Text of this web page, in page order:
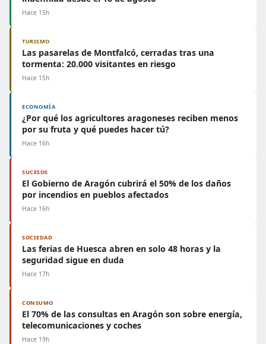
Hace 15h
TURISMO
Las pasarelas de Montfalcó, cerradas tras una
tormenta: 20.000 visitantes en riesgo
Hace 15h
ECONOMÍA
¿Por qué los agricultores aragoneses reciben menos
por su fruta y qué puedes hacer tú?
Hace 16h
SUCESOS
El Gobierno de Aragón cubrirá el 50% de los daños
por incendios en pueblos afectados
Hace 16h
SOCIEDAD
Las ferias de Huesca abren en solo 48 horas y la
seguridad sigue en duda
Hace 17h
CONSUMO
El 70% de las consultas en Aragón son sobre energía,
telecomunicaciones y coches
Hace 19h